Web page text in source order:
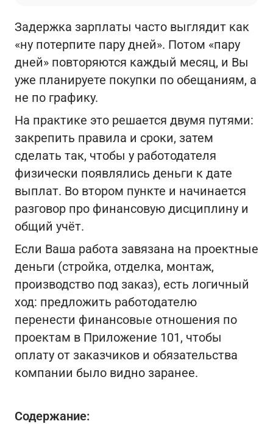
Задержка зарплаты часто выглядит как
«ну потерпите пару дней». Потом «пару
дней» повторяются каждый месяц, и Вы
уже планируете покупки по обещаниям, а
не по графику.
На практике это решается двумя путями:
закрепить правила и сроки, затем
сделать так, чтобы у работодателя
физически появлялись деньги к дате
выплат. Во втором пункте и начинается
разговор про финансовую дисциплину и
общий учёт.
Если Ваша работа завязана на проектные
деньги (стройка, отделка, монтаж,
производство под заказ), есть логичный
ход: предложить работодателю
перенести финансовые отношения по
проектам в Приложение 101, чтобы
оплату от заказчиков и обязательства
компании было видно заранее.
Содержание: